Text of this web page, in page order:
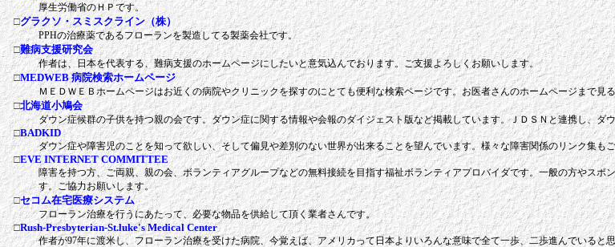
厚生労働省のＨＰです。
□グラクソ・スミスクライン（株）
PPHの治療薬であるフローランを製造してる製薬会社です。
□難病支援研究会
作者は、日本を代表する、難病支援のホームページにしたいと意気込んでおります。ご支援よろしくお願いします。
□MEDWEB 病院検索ホームページ
ＭＥＤＷＥＢホームページはお近くの病院やクリニックを探すのにとても便利な検索ページです。お医者さんのホームページまで見
□北海道小鳩会
ダウン症候群の子供を持つ親の会です。ダウン症に関する情報や会報のダイジェスト版など掲載しています。ＪＤＳＮと連携し、
□BADKID
ダウン症や障害児のことを知って欲しい、そして偏見や差別のない世界が出来ることを望んでいます。様々な障害関係のリンク集も
□EVE INTERNET COMMITTEE
障害を持つ方、ご両親、親の会、ボランティアグループなどの無料接続を目指す福祉ボランティアプロバイダです。一般の方やス
す。ご協力お願いします。
□セコム在宅医療システム
フローラン治療を行うにあたって、必要な物品を供給して頂く業者さんです。
□Rush-Presbyterian-St.luke's Medical Center
作者が97年に渡米し、フローラン治療を受けた病院、今覚えば、アメリカって日本よりいろんな意味で全て一歩、二歩進んでいると